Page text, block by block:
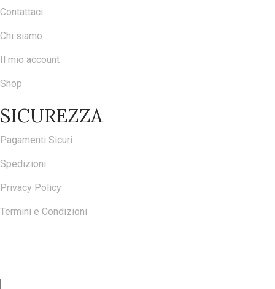
Contattaci
Chi siamo
Il mio account
Shop
SICUREZZA
Pagamenti Sicuri
Spedizioni
Privacy Policy
Termini e Condizioni